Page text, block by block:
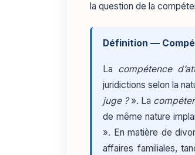
la question de la
Définition —
La compétence
juridictions selon la
juge ?». La
de même nature
». En matière de
affaires familiales,